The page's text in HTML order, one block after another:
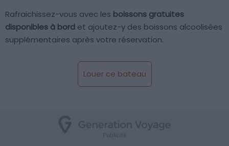
Rafraichissez-vous avec les boissons gratuites
disponibles à bord et ajoutez-y des boissons alcoolisées
supplémentaires après votre réservation.
Louer ce bateau